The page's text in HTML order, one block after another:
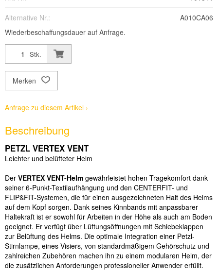
Alternative Nr.:
A010CA06
Wiederbeschaffungsdauer auf Anfrage.
Stk.
Merken
Anfrage zu diesem Artikel ›
Beschreibung
PETZL VERTEX VENT
Leichter und belüfteter Helm
Der VERTEX VENT-Helm gewährleistet hohen Tragekomfort dank
seiner 6-Punkt-Textilaufhängung und den CENTERFIT- und
FLIP&FIT-Systemen, die für einen ausgezeichneten Halt des Helms
auf dem Kopf sorgen. Dank seines Kinnbands mit anpassbarer
Haltekraft ist er sowohl für Arbeiten in der Höhe als auch am Boden
geeignet. Er verfügt über Lüftungsöffnungen mit Schiebeklappen
zur Belüftung des Helms. Die optimale Integration einer Petzl-
Stirnlampe, eines Visiers, von standardmäßigem Gehörschutz und
zahlreichen Zubehören machen ihn zu einem modularen Helm, der
die zusätzlichen Anforderungen professioneller Anwender erfüllt.